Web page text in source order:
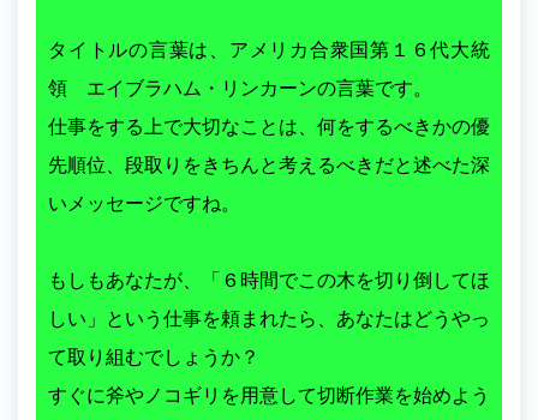
タイトルの言葉は、アメリカ合衆国第１６代大統
領 エイブラハム・リンカーンの言葉です。
仕事をする上で大切なことは、何をするべきかの優
先順位、段取りをきちんと考えるべきだと述べた深
いメッセージですね。
もしもあなたが、「６時間でこの木を切り倒してほ
しい」という仕事を頼まれたら、あなたはどうやっ
て取り組むでしょうか？
すぐに斧やノコギリを用意して切断作業を始めよう